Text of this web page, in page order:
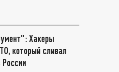
Хакеры
который сливал